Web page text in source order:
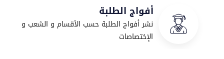
أفواج الطلبة
نشر أفواج الطلبة حسب الأقسام و الشعب و
الإختصاصات